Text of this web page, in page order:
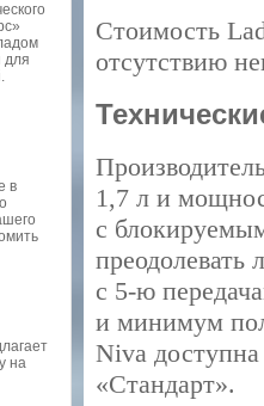
для
в
на
Стоимость
отсутствию
1,7 л и
с
преодолевать
с 5-ю
и минимум
Niva
«Стандарт».